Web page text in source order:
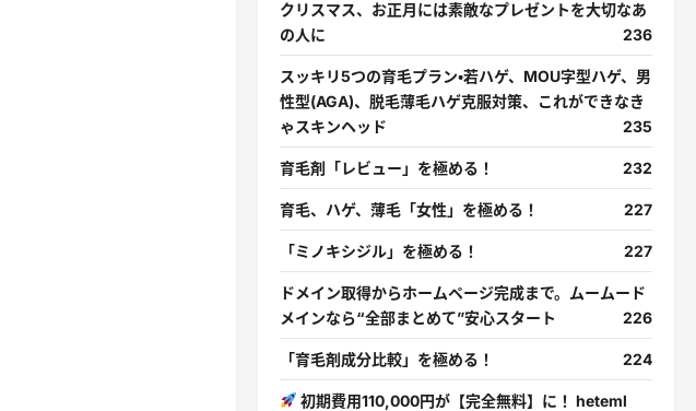
クリスマス、お正月には素敵なプレゼントを大切なあ
の人に
236
スッキリ5つの育毛プラン・若ハゲ、MOU字型ハゲ、男
性型(AGA)、脱毛薄毛ハゲ克服対策、これができなき
ゃスキンヘッド
235
育毛剤「レビュー」を極める！ 232
育毛、ハゲ、薄毛「女性」を極める！ 227
「ミノキシジル」を極める！ 227
ドメイン取得からホームページ完成まで。ムームード
メインなら“全部まとめて”安心スタート
226
「育毛剤成分比較」を極める！ 224
初期費用110,000円が【完全無料】に！ heteml